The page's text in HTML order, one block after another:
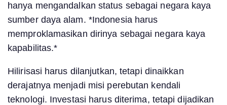
hanya mengandalkan status sebagai negara kaya
sumber daya alam. *Indonesia harus
memproklamasikan dirinya sebagai negara kaya
kapabilitas.*
Hilirisasi harus dilanjutkan, tetapi dinaikkan
derajatnya menjadi misi perebutan kendali
teknologi. Investasi harus diterima, tetapi dijadikan